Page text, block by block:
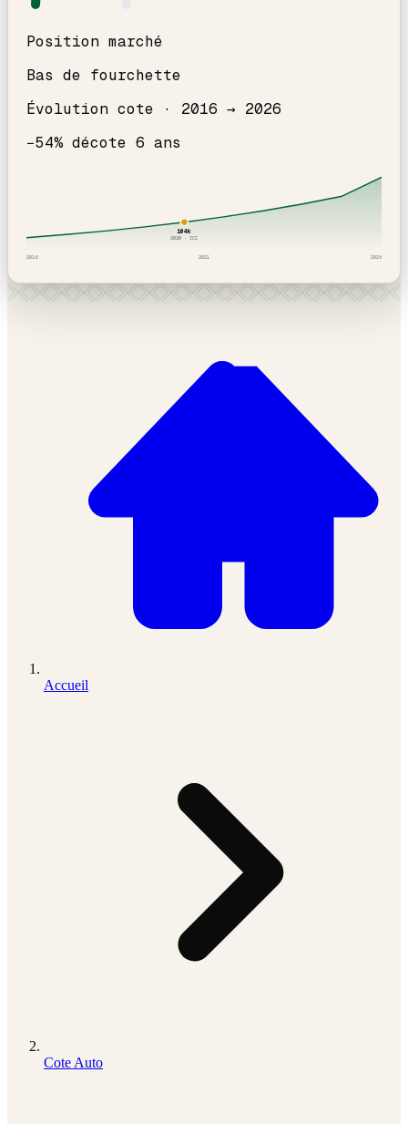
Position marché
Bas de fourchette
Évolution cote · 2016 → 2026
−54% décote 6 ans
104k
2020 · ICI
2016 2021 2026
Accueil
Cote Auto